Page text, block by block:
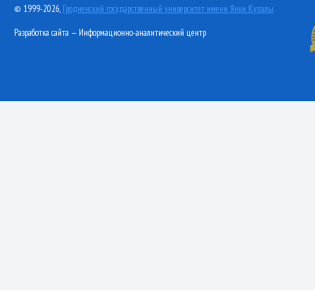
© 1999-2026, Гродненский государственный университет имени Янки Купалы
Разработка сайта — Информационно-аналитический центр